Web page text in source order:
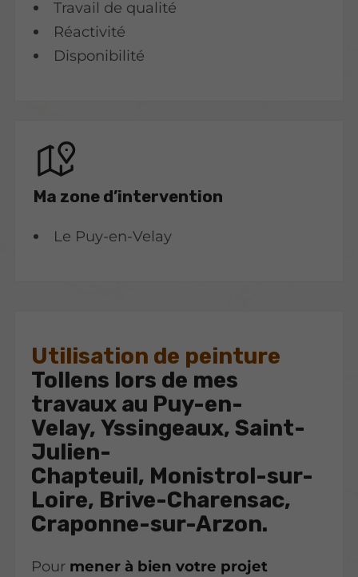
Travail de qualité
Réactivité
Disponibilité
Ma zone d’intervention
Le Puy-en-Velay
Utilisation de peinture
Tollens lors de mes
travaux au Puy-en-
Velay, Yssingeaux, Saint-
Julien-
Chapteuil, Monistrol-sur-
Loire, Brive-Charensac,
Craponne-sur-Arzon.
Pour mener à bien votre projet